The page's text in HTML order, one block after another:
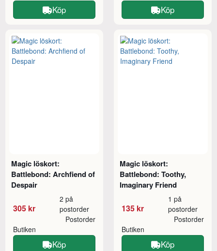
Köp Köp
Magic löskort:
Battlebond: Archfiend of
Despair
305 kr
2 på
postorder
Butiken
Postorder
Köp
Magic löskort:
Battlebond: Toothy,
Imaginary Friend
135 kr
1 på
postorder
Butiken
Postorder
Köp